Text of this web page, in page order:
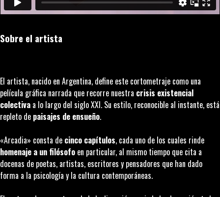
Sobre el artista
El artista, nacido en Argentina, define este cortometraje como una
película gráfica narrada que recorre nuestra crisis existencial
colectiva a lo largo del siglo XXI. Su estilo, reconocible al instante, está
repleto de paisajes de ensueño.
«Arcadia» consta de cinco capítulos, cada uno de los cuales rinde
homenaje a un filósofo en particular, al mismo tiempo que cita a
docenas de poetas, artistas, escritores y pensadores que han dado
forma a la psicología y la cultura contemporáneas.